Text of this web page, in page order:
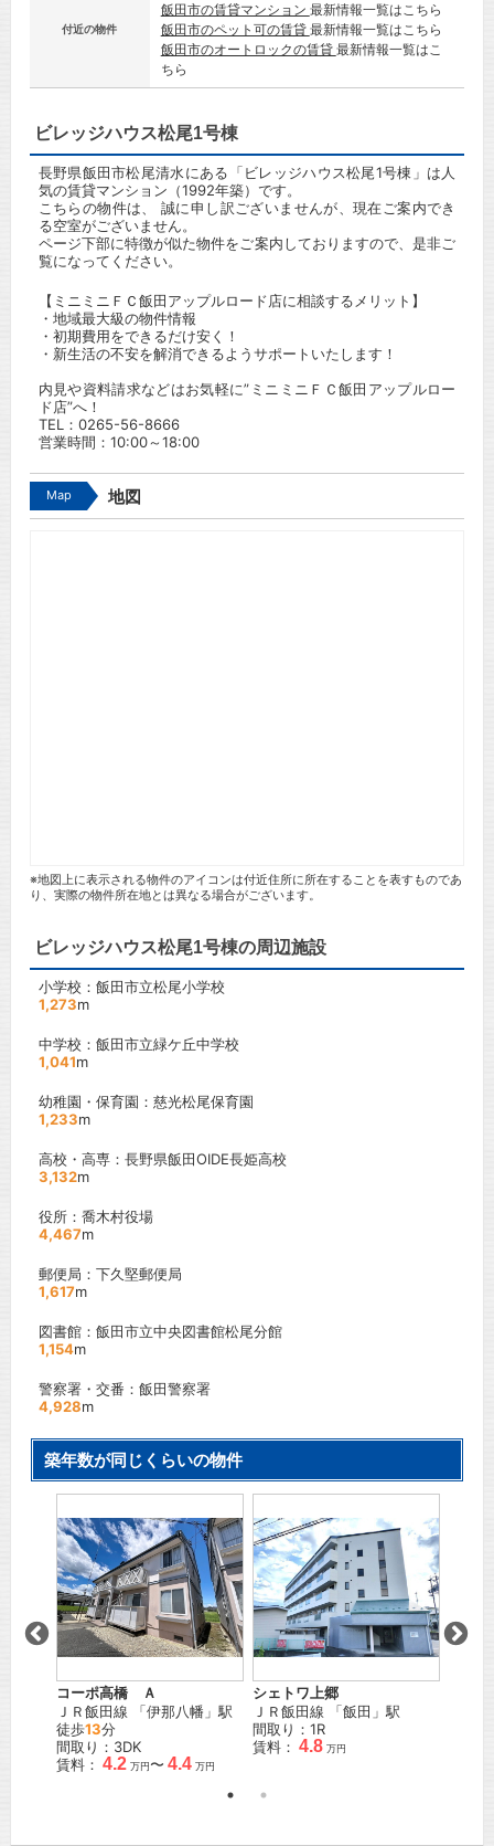
付近の物件
飯田市の賃貸マンション 最新情報一覧はこちら
飯田市のペット可の賃貸 最新情報一覧はこちら
飯田市のオートロックの賃貸 最新情報一覧はこ
ちら
ビレッジハウス松尾1号棟
長野県飯田市松尾清水にある「ビレッジハウス松尾1号棟」は人
気の賃貸マンション（1992年築）です。
こちらの物件は、 誠に申し訳ございませんが、現在ご案内でき
る空室がございません。
ページ下部に特徴が似た物件をご案内しておりますので、是非ご
覧になってください。
【ミニミニＦＣ飯田アップルロード店に相談するメリット】
・地域最大級の物件情報
・初期費用をできるだけ安く！
・新生活の不安を解消できるようサポートいたします！
内見や資料請求などはお気軽に”ミニミニＦＣ飯田アップルロー
ド店”へ！
TEL： 0265-56-8666
営業時間：10:00～18:00
Map 地図
※地図上に表示される物件のアイコンは付近住所に所在することを表すものであ
り、実際の物件所在地とは異なる場合がございます。
ビレッジハウス松尾1号棟の周辺施設
小学校：飯田市立松尾小学校
1,273m
中学校：飯田市立緑ケ丘中学校
1,041m
幼稚園・保育園：慈光松尾保育園
1,233m
高校・高専：長野県飯田OIDE長姫高校
3,132m
役所：喬木村役場
4,467m
郵便局：下久堅郵便局
1,617m
図書館：飯田市立中央図書館松尾分館
1,154m
警察署・交番：飯田警察署
4,928m
築年数が同じくらいの物件
コーポ高橋 Ａ
ＪＲ飯田線 「伊那八幡 」駅
徒歩13分
間取り：3DK
賃料： 4.2 万円〜 4.4 万円
シェトワ上郷
ＪＲ飯田線 「飯田 」駅
間取り：1R
賃料： 4.8 万円